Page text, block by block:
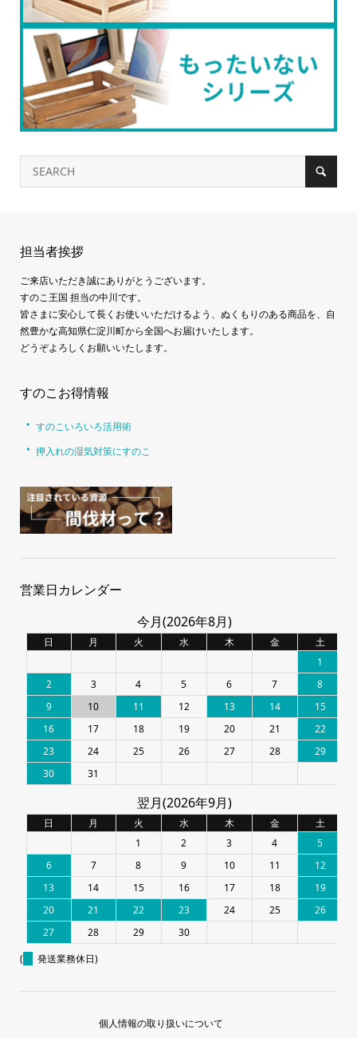
担当者挨拶
ご来店いただき誠にありがとうございます。
すのこ王国 担当の中川です。
皆さまに安心して長くお使いいただけるよう、ぬくもりのある商品を、自
然豊かな高知県仁淀川町から全国へお届けいたします。
どうぞよろしくお願いいたします。
すのこお得情報
すのこいろいろ活用術
押入れの湿気対策にすのこ
営業日カレンダー
今月(2026年8月)
日 月 火 水 木 金
土
1
2
3 4 5 6 7
8
9
10 11 12 13 14
15
16
17 18 19 20 21
22
23
24 25 26 27 28
29
30
31
翌月(2026年9月)
日 月 火 水 木 金
土
1
2 3 4
5
6
7 8 9 10 11
12
13
14 15 16 17 18
19
20
21 22 23 24 25
26
27
28 29
30
(
発送業務休日)
個人情報の取り扱いについて